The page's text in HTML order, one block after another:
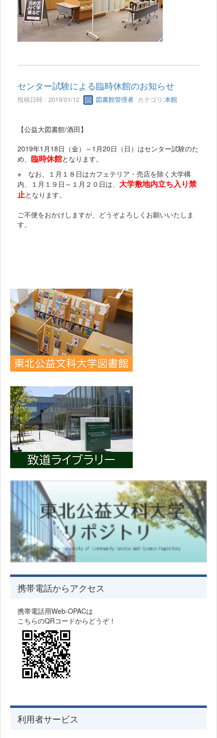
センター試験による臨時休館のお知らせ
投稿日時 : 2019/01/12 図書館管理者 カテゴリ:本館
【公益大図書館/酒田】
2019年1月18日（金）～1月20日（日）はセンター試験のた
め、 臨時休館となります。
※ なお、１月１８日はカフェテリア・売店を除く大学構
内、１月１９日～１月２０日は、 大学敷地内立ち入り禁
止となります。
ご不便をおかけしますが、どうぞよろしくお願いいたしま
す。
携帯電話からアクセス
携帯電話用Web-OPACは
こちらのQRコードからどうぞ！
利用者サービス